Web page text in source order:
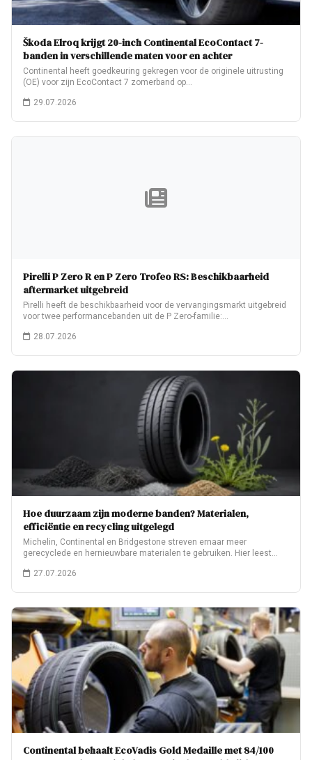
Škoda Elroq krijgt 20-inch Continental EcoContact 7-
banden in verschillende maten voor en achter
Continental heeft goedkeuring gekregen voor de originele uitrusting
(OE) voor zijn EcoContact 7 zomerband op…
29.07.2026
Pirelli P Zero R en P Zero Trofeo RS: Beschikbaarheid
aftermarket uitgebreid
Pirelli heeft de beschikbaarheid voor de vervangingsmarkt uitgebreid
voor twee performancebanden uit de P Zero-familie:…
28.07.2026
Hoe duurzaam zijn moderne banden? Materialen,
efficiëntie en recycling uitgelegd
Michelin, Continental en Bridgestone streven ernaar meer
gerecyclede en hernieuwbare materialen te gebruiken. Hier leest…
27.07.2026
Continental behaalt EcoVadis Gold Medaille met 84/100